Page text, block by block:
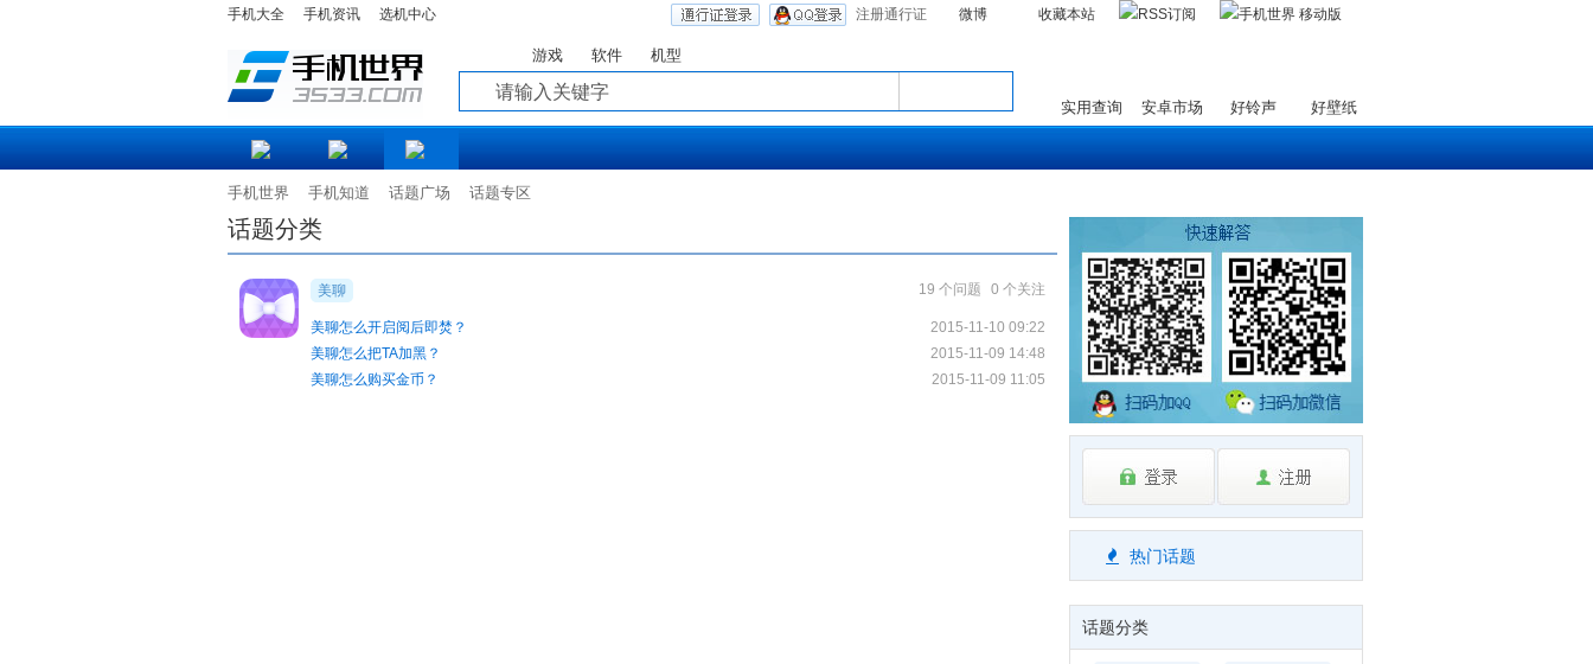
手机大全 手机资讯 选机中心 注册通行证 微博 收藏本站
游戏 软件 机型
实用查询 安卓市场 好铃声 好壁纸
手机世界 手机知道 话题广场 话题专区
话题分类
19 个问题 0 个关注
美聊
2015-11-10 09:22
美聊怎么开启阅后即焚？
2015-11-09 14:48
美聊怎么把TA加黑？
2015-11-09 11:05
美聊怎么购买金币？
热门话题
话题分类